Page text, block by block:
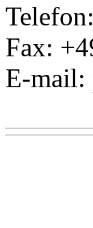
Fax:
E-mail: